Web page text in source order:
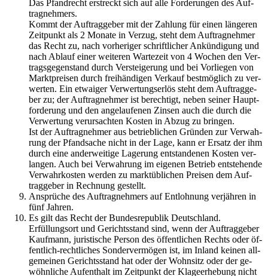
Das Pfand­recht er­streckt sich auf alle For­de­run­gen des Auf­
trag­neh­mers.
Kommt der Auf­trag­ge­ber mit der Zah­lung für einen län­ge­ren
Zeit­punkt als 2 Mo­na­te in Ver­zug, steht dem Auf­trag­neh­mer
das Recht zu, nach vor­he­ri­ger schrift­li­cher An­kün­di­gung und
nach Ab­lauf einer wei­te­ren War­te­zeit von 4 Wo­chen den Ver­
trags­ge­gen­stand durch Ver­stei­ge­rung und bei Vor­lie­gen von
Markt­prei­sen durch frei­hän­di­gen Ver­kauf best­mög­lich zu ver­
wer­ten. Ein et­wai­ger Ver­wer­tungs­er­lös steht dem Auf­trag­ge­
ber zu; der Auf­trag­neh­mer ist be­rech­tigt, neben sei­ner Haupt­
for­de­rung und den an­ge­lau­fe­nen Zin­sen auch die durch die
Ver­wer­tung ver­ur­sach­ten Kos­ten in Abzug zu brin­gen.
Ist der Auf­trag­neh­mer aus be­trieb­li­chen Grün­den zur Ver­wah­
rung der Pfand­sa­che nicht in der Lage, kann er Er­satz der ihm
durch eine an­der­wei­ti­ge La­ge­rung ent­stan­de­nen Kos­ten ver­
lan­gen. Auch bei Ver­wah­rung im ei­ge­nen Be­trieb ent­ste­hen­de
Ver­wahr­kos­ten wer­den zu markt­üb­li­chen Prei­sen dem Auf­
trag­ge­ber in Rech­nung ge­stellt.
An­sprü­che des Auf­trag­neh­mers auf Ent­loh­nung ver­jäh­ren in
fünf Jah­ren.
Es gilt das Recht der Bun­des­re­pu­blik Deutsch­land.
Er­fül­lungs­ort und Ge­richts­stand sind, wenn der Auf­trag­ge­ber
Kauf­mann, ju­ris­ti­sche Per­son des öf­fent­li­chen Rechts oder öf­
fent­lich-recht­li­ches Son­der­ver­mö­gen ist, im In­land kei­nen all­
ge­mei­nen Ge­richts­stand hat oder der Wohn­sitz oder der ge­
wöhn­li­che Auf­ent­halt im Zeit­punkt der Kla­ge­er­he­bung nicht